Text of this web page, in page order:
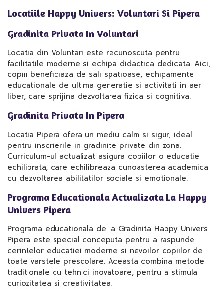
Locatiile Happy Univers: Voluntari Si Pipera
Gradinita Privata In Voluntari
Locatia din Voluntari este recunoscuta pentru
facilitatile moderne si echipa didactica dedicata. Aici,
copiii beneficiaza de sali spatioase, echipamente
educationale de ultima generatie si activitati in aer
liber, care sprijina dezvoltarea fizica si cognitiva.
Gradinita Privata In Pipera
Locatia Pipera ofera un mediu calm si sigur, ideal
pentru inscrierile in gradinite private din zona.
Curriculum-ul actualizat asigura copiilor o educatie
echilibrata, care echilibreaza cunoasterea academica
cu dezvoltarea abilitatilor sociale si emotionale.
Programa Educationala Actualizata La Happy
Univers Pipera
Programa educationala de la Gradinita Happy Univers
Pipera este special conceputa pentru a raspunde
cerintelor educatiei moderne si nevoilor copiilor de
toate varstele prescolare. Aceasta combina metode
traditionale cu tehnici inovatoare, pentru a stimula
curiozitatea si creativitatea.